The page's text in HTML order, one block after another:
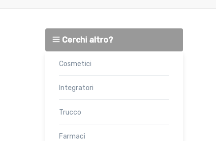
Cerchi altro?
Cosmetici
Integratori
Trucco
Farmaci